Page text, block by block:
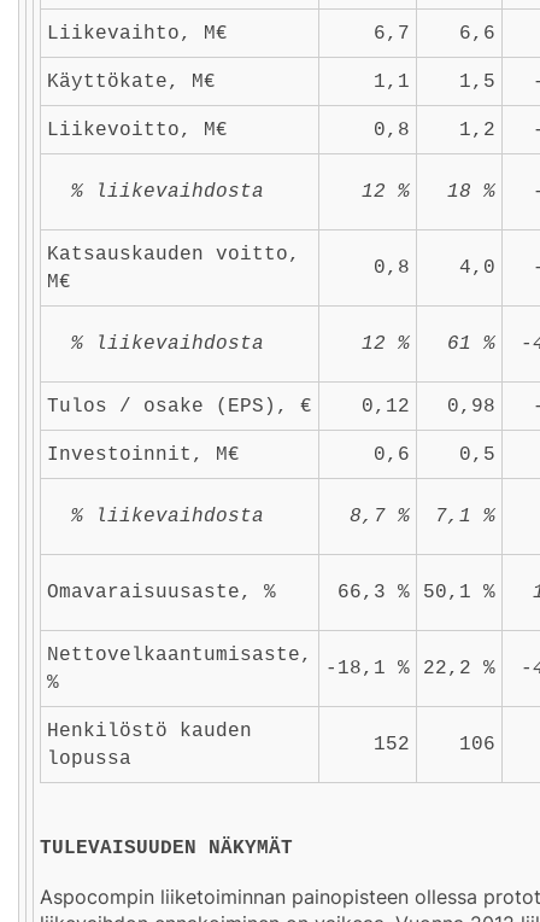
Liikevaihto, M€ 6,7 6,6
Käyttökate, M€ 1,1 1,5
Liikevoitto, M€ 0,8 1,2
% liikevaihdosta 12 % 18 %
Katsauskauden voitto,
M€
0,8 4,0
% liikevaihdosta 12 % 61 % -
Tulos / osake (EPS), € 0,12 0,98
Investoinnit, M€ 0,6 0,5
% liikevaihdosta 8,7 % 7,1 %
Omavaraisuusaste, % 66,3 % 50,1 %
Nettovelkaantumisaste,
%
-18,1 % 22,2 % -
Henkilöstö kauden
lopussa
152 106
TULEVAISUUDEN NÄKYMÄT
Aspocompin liiketoiminnan painopisteen ollessa